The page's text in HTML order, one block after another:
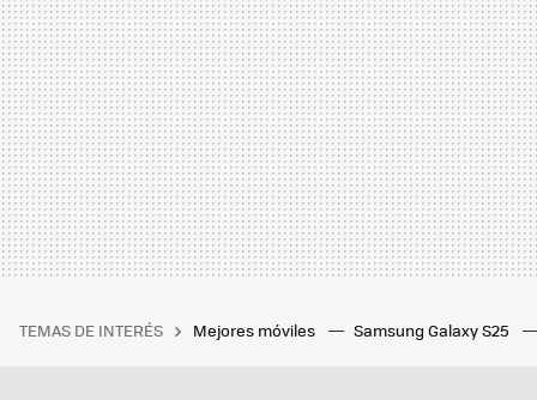
TEMAS DE INTERÉS Mejores móviles Samsung Galaxy S25